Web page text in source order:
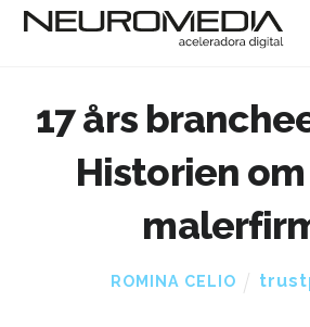
17 års
Historien
ROMINA CELIO